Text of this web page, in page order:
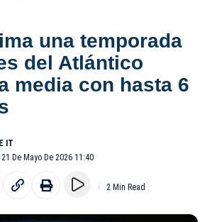
una temporada
del Atlántico
media con hasta 6
De Mayo De 2026 11:40
2 Min Read